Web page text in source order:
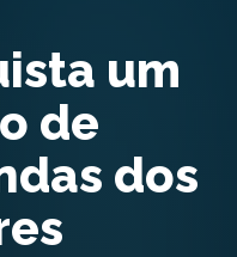
um
de
dos